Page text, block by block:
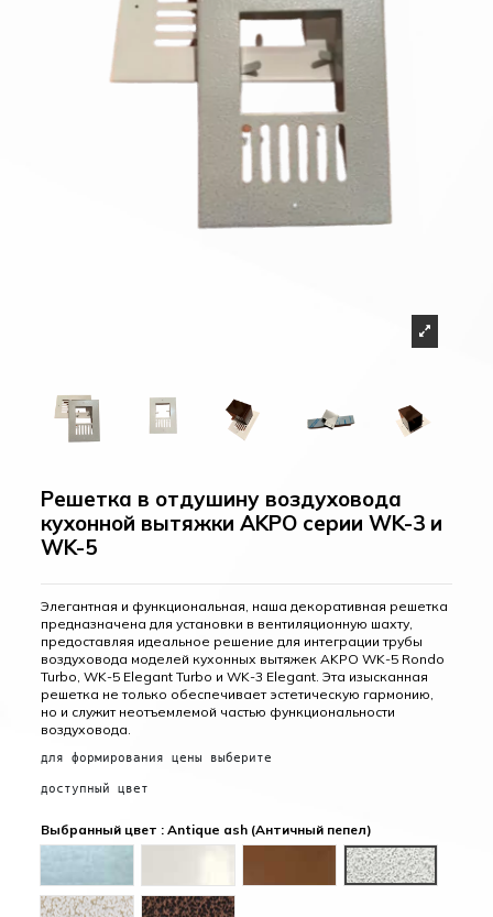
Решетка в отдушину воздуховода
кухонной вытяжки AKPO серии WK-3 и
WK-5
Элегантная и функциональная, наша декоративная решетка
предназначена для установки в вентиляционную шахту,
предоставляя идеальное решение для интеграции трубы
воздуховода моделей кухонных вытяжек AKPO WK-5 Rondo
Turbo, WK-5 Elegant Turbo и WK-3 Elegant. Эта изысканная
решетка не только обеспечивает эстетическую гармонию,
но и служит неотъемлемой частью функциональности
воздуховода.
для формирования цены выберите
доступный цвет
Выбранный цвет : Antique ash (Античный пепел)
Brown (Коричневый)Antique ash
Antique gold (Античное золото)Antique copper (Античная медь)